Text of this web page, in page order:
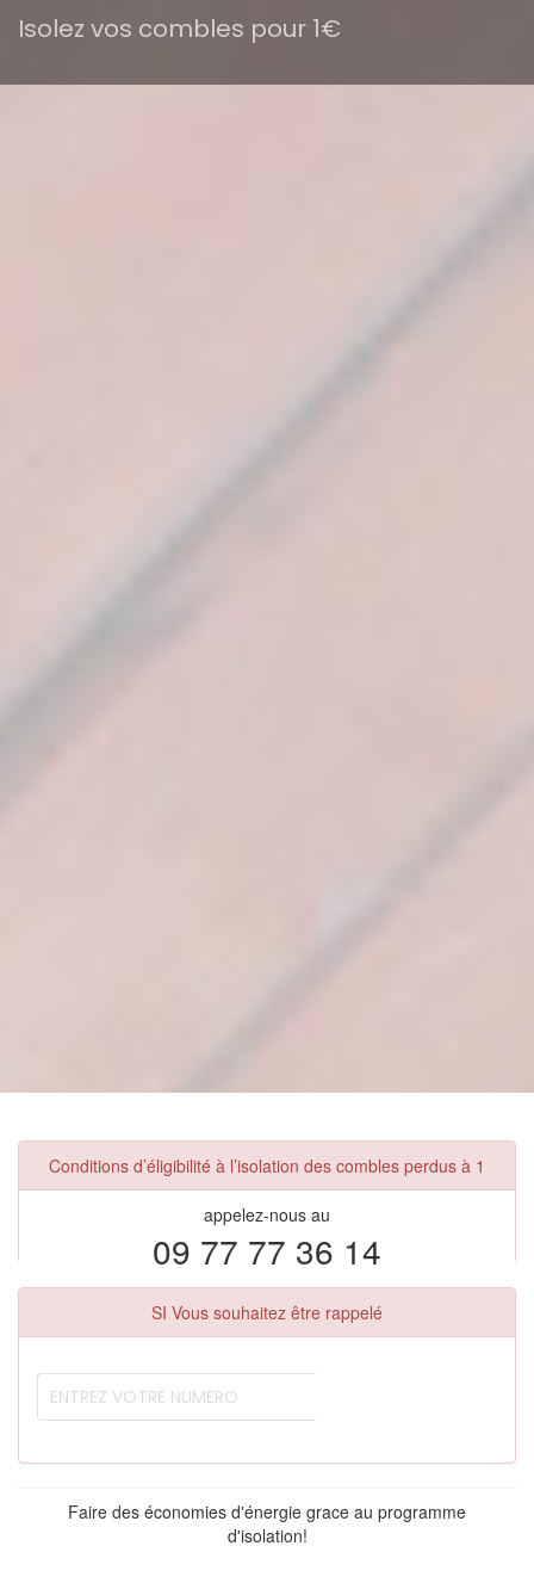
Isolez vos combles pour 1€
Conditions d’éligibilité à l’isolation des combles perdus à 1
appelez-nous au
09 77 77 36 14
SI Vous souhaitez être rappelé
Faire des économies d'énergie grace au programme
d'isolation!